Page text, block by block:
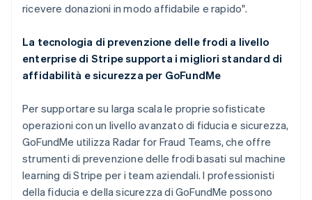
ricevere donazioni in modo affidabile e rapido".
La tecnologia di prevenzione delle frodi a livello
enterprise di Stripe supporta i migliori standard di
affidabilità e sicurezza per GoFundMe
Per supportare su larga scala le proprie sofisticate
operazioni con un livello avanzato di fiducia e sicurezza,
GoFundMe utilizza Radar for Fraud Teams, che offre
strumenti di prevenzione delle frodi basati sul machine
learning di Stripe per i team aziendali. I professionisti
della fiducia e della sicurezza di GoFundMe possono
Portogallo
RAS di Hong Kong, Cina
English 简体中文
Regno Unito
English
English
Romania
English
Singapore
English 简体中文
Slovacchia
English